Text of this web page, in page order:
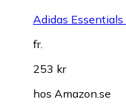
Adidas
fr.
253 kr
hos Amazon.se